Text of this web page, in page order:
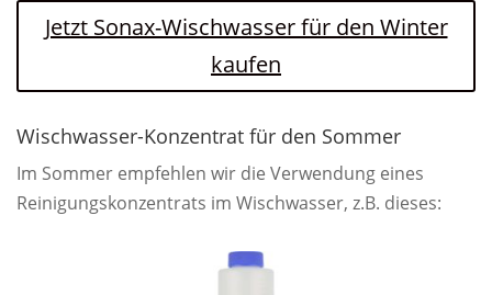
Jetzt Sonax-Wischwasser für den Winter
kaufen
Wischwasser-Konzentrat für den Sommer
Im Sommer empfehlen wir die Verwendung eines
Reinigungskonzentrats im Wischwasser, z.B. dieses: